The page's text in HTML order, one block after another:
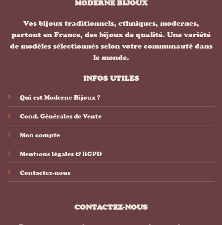
MODERNE BIJOUX
Vos bijoux traditionnels, ethniques, modernes,
partout en France, des bijoux de qualité. Une variété
de modèles sélectionnés selon votre communauté dans
le monde.
INFOS UTILES
Qui est Moderne Bijoux ?
Cond. Générales de Vente
Mon compte
Mentions légales & RGPD
Contactez-nous
CONTACTEZ-NOUS